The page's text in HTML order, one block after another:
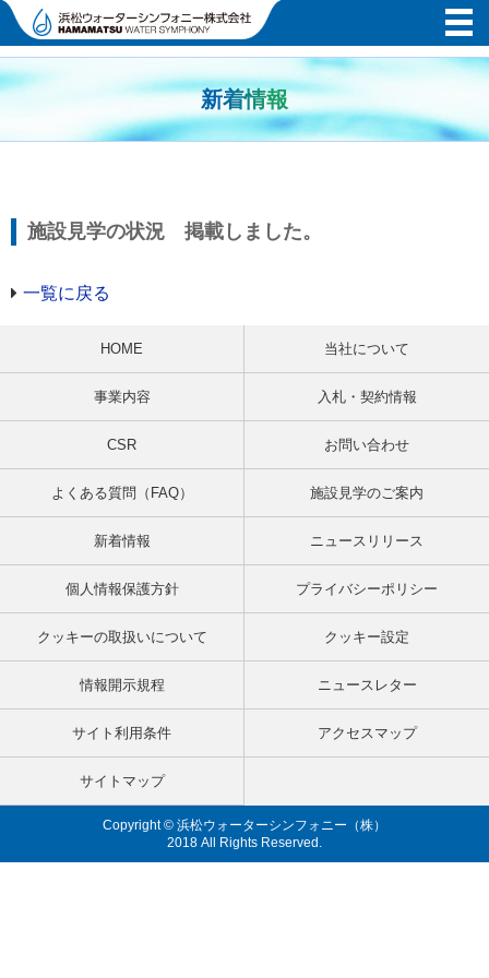
新着情報
施設見学の状況 掲載しました。
一覧に戻る
HOME 当社について
事業内容 入札・契約情報
CSR お問い合わせ
よくある質問（FAQ） 施設見学のご案内
新着情報 ニュースリリース
個人情報保護方針 プライバシーポリシー
クッキーの取扱いについて クッキー設定
情報開示規程 ニュースレター
サイト利用条件 アクセスマップ
サイトマップ
Copyright © 浜松ウォーターシンフォニー（株）
2018 All Rights Reserved.